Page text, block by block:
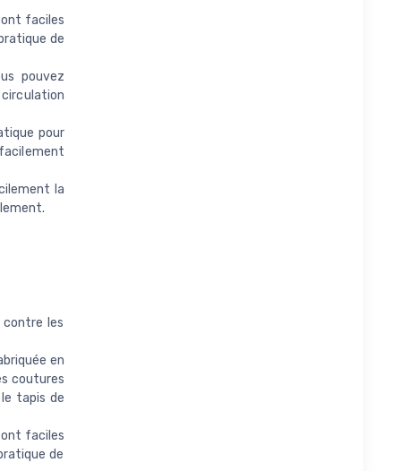
faciles
de
pouvez
circulation
pour
la
les
en
coutures
tapis de
faciles
de